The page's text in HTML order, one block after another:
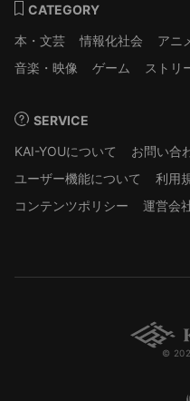
CATEGORY
本・文芸
情報化社会 アニ
音楽・映像
ゲーム ストリ
SERVICE
KAI-YOUについて
お問い合
ユーザー機能について
利用
コンテンツポリシー
運営会
©